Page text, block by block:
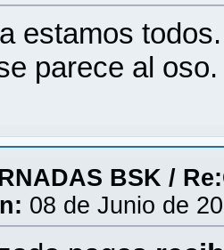
estamos
parece al oso.
BSK /
08 de Junio de